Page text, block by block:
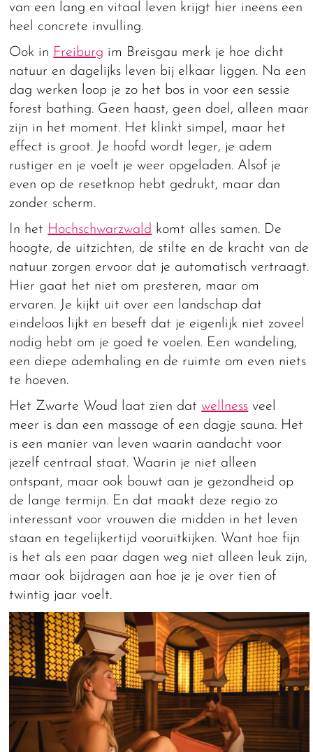
van een lang en vitaal leven krijgt hier ineens een
heel concrete invulling.
Ook in Freiburg im Breisgau merk je hoe dicht
natuur en dagelijks leven bij elkaar liggen. Na een
dag werken loop je zo het bos in voor een sessie
forest bathing. Geen haast, geen doel, alleen maar
zijn in het moment. Het klinkt simpel, maar het
effect is groot. Je hoofd wordt leger, je adem
rustiger en je voelt je weer opgeladen. Alsof je
even op de resetknop hebt gedrukt, maar dan
zonder scherm.
In het Hochschwarzwald komt alles samen. De
hoogte, de uitzichten, de stilte en de kracht van de
natuur zorgen ervoor dat je automatisch vertraagt.
Hier gaat het niet om presteren, maar om
ervaren. Je kijkt uit over een landschap dat
eindeloos lijkt en beseft dat je eigenlijk niet zoveel
nodig hebt om je goed te voelen. Een wandeling,
een diepe ademhaling en de ruimte om even niets
te hoeven.
Het Zwarte Woud laat zien datwellness veel
meer is dan een massage of een dagje sauna. Het
is een manier van leven waarin aandacht voor
jezelf centraal staat. Waarin je niet alleen
ontspant, maar ook bouwt aan je gezondheid op
de lange termijn. En dat maakt deze regio zo
interessant voor vrouwen die midden in het leven
staan en tegelijkertijd vooruitkijken. Want hoe fijn
is het als een paar dagen weg niet alleen leuk zijn,
maar ook bijdragen aan hoe je je over tien of
twintig jaar voelt.